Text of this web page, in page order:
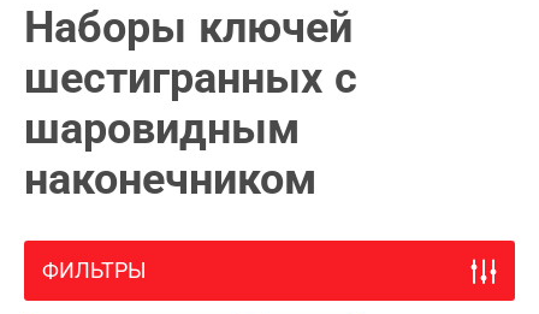
Наборы ключей
шестигранных с
шаровидным
наконечником
ФИЛЬТРЫ